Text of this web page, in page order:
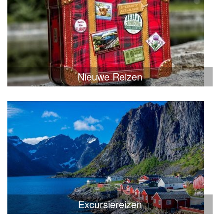
Nieuwe Reizen
Excursiereizen